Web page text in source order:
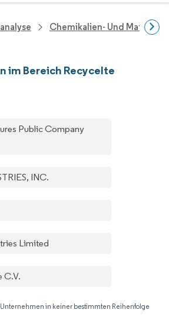
Chemikalien- Und
im Bereich Recycelte
Public Company
INC.
Limited
C.V.
Unternehmen in keiner bestimmten Reihenfolge